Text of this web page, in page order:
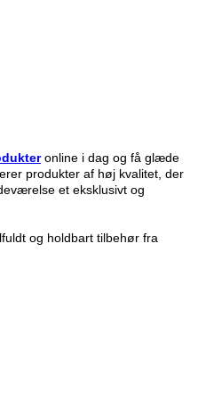
online i dag og få glæde
produkter af høj kvalitet, der
et eksklusivt og
og holdbart tilbehør fra